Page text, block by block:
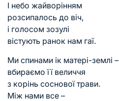
І небо жайворінням
розсипалось до віч,
і голосом зозулі
вістують ранок нам гаї.
Ми спинами ік матері-землі –
вбираємо її величчя
з корінь соснової трави.
Між нами все –